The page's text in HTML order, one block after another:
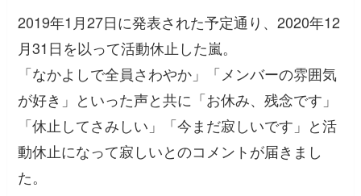
2019年1月27日に発表された予定通り、2020年12
月31日を以って活動休止した嵐。
「なかよしで全員さわやか」「メンバーの雰囲気
が好き」といった声と共に「お休み、残念です」
「休止してさみしい」「今まだ寂しいです」と活
動休止になって寂しいとのコメントが届きまし
た。